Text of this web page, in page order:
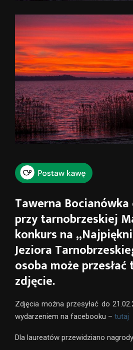
Tawerna Bocianówka
przy tarnobrzeskiej
konkurs na
Jeziora
osoba może
zdjęcie.
Zdjęcia można przesyłać do
wydarzeniem na facebooku – tutaj
Dla laureatów przewidziano